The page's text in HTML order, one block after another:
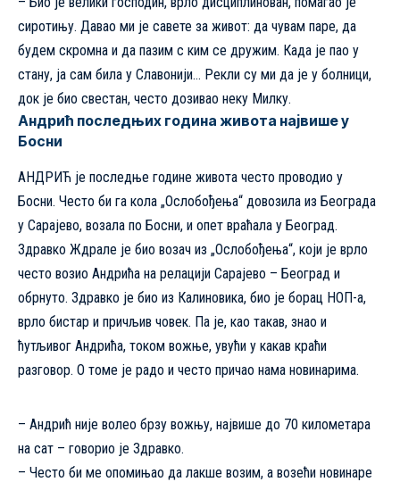
сиротињу. Давао ми је савете за живот: да чувам паре, да
будем скромна и да пазим с ким се дружим. Када је пао у
стану, ја сам била у Славонији… Рекли су ми да је у болници,
док је био свестан, често дозивао неку Милку.
Андрић последњих година живота највише у
Босни
АНДРИЋ је последње године живота често проводио у
Босни. Често би га кола „Ослобођења“ довозила из Београда
у Сарајево, возала по Босни, и опет враћала у Београд.
Здравко Ждрале је био возач из „Ослобођења“, који је врло
често возио Андрића на релацији Сарајево – Београд и
обрнуто. Здравко је био из Калиновика, био је борац НОП-а,
врло бистар и причљив човек. Па је, као такав, знао и
ћутљивог Андрића, током вожње, увући у какав краћи
разговор. О томе је радо и често причао нама новинарима.
– Андрић није волео брзу вожњу, највише до 70 километара
на сат – говорио је Здравко.
– Често би ме опомињао да лакше возим, а возећи новинаре